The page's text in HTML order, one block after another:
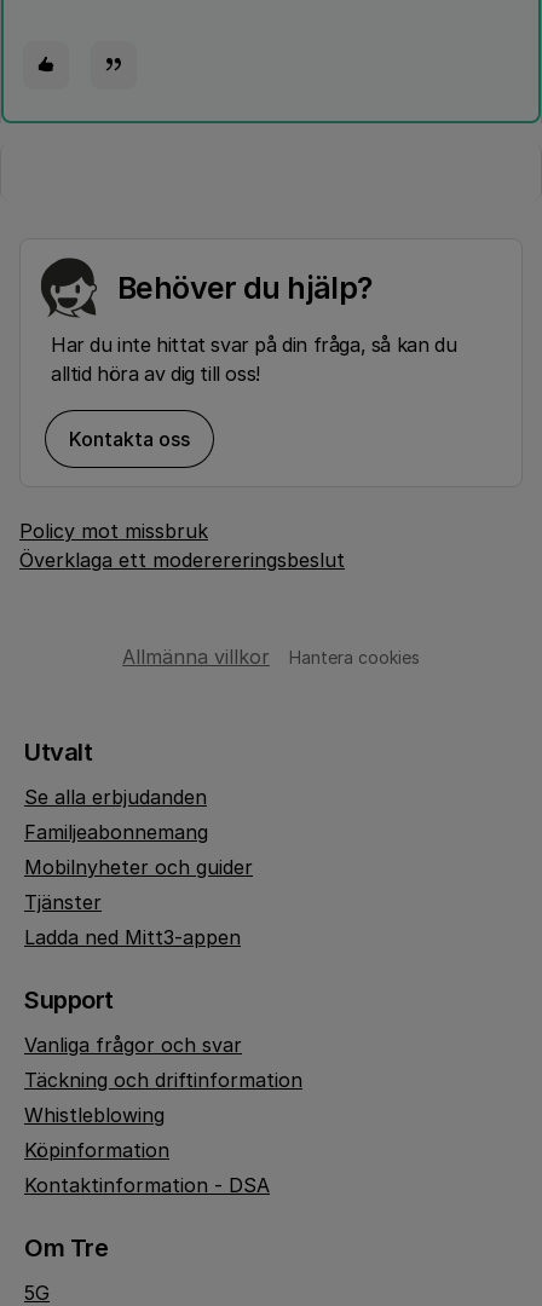
Behöver du hjälp?
Har du inte hittat svar på din fråga, så kan du
alltid höra av dig till oss!
Kontakta oss
Policy mot missbruk
Överklaga ett moderereringsbeslut
Allmänna villkor Hantera cookies
Utvalt
Se alla erbjudanden
Familjeabonnemang
Mobilnyheter och guider
Tjänster
Ladda ned Mitt3-appen
Support
Vanliga frågor och svar
Täckning och driftinformation
Whistleblowing
Köpinformation
Kontaktinformation - DSA
Om Tre
5G